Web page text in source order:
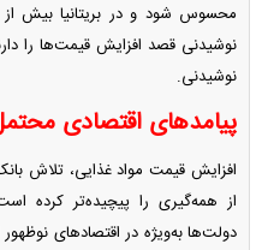
محسوس شود و در بریتانیا بیش از
نوشیدنی قصد افزایش قیمت‌ها را
نوشیدنی.
پیامدهای اقتصادی
افزایش قیمت مواد غذایی، تلاش
از همه‌گیری را پیچیده‌تر کرده
دولت‌ها به‌ویژه در اقتصادهای